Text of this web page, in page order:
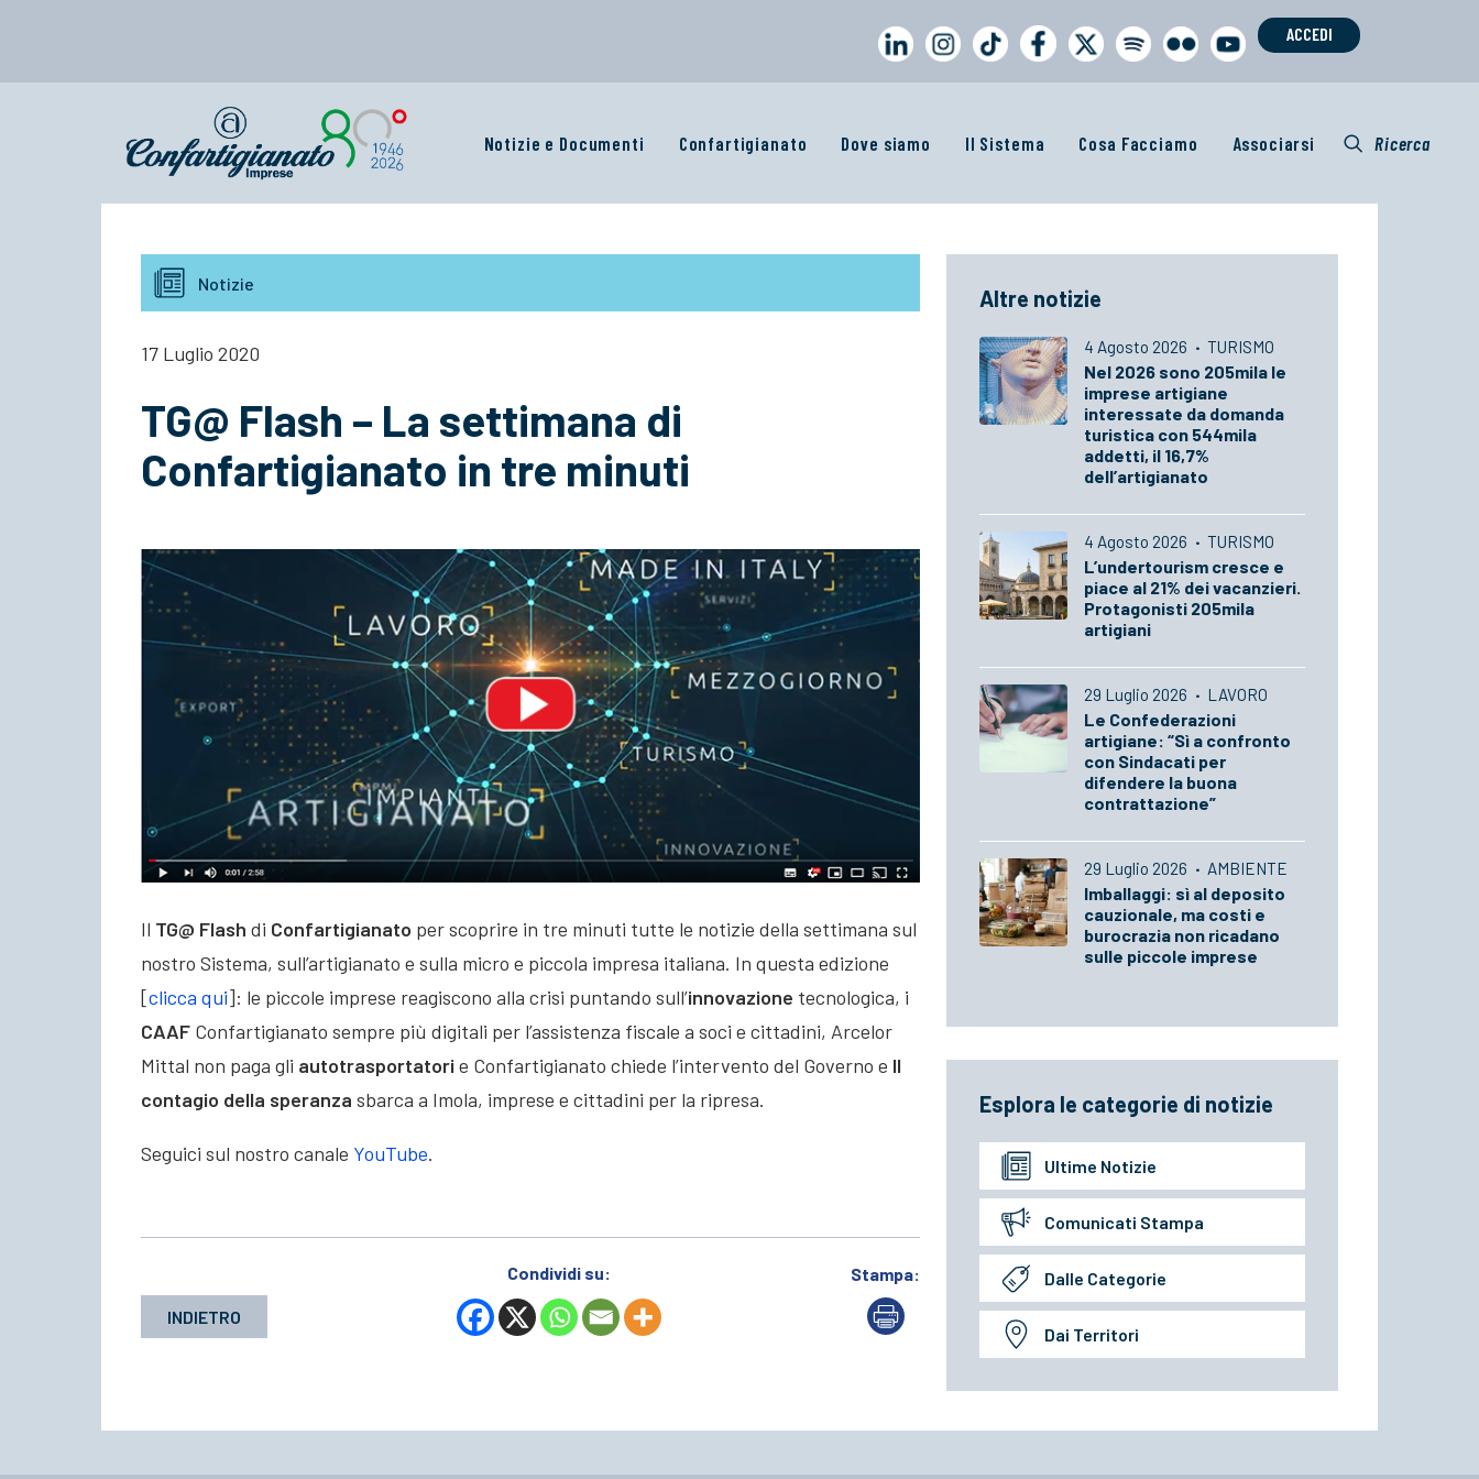
ACCEDI
Notizie e Documenti Confartigianato Dove siamo Il Sistema Cosa Facciamo Associarsi Ricerca
Notizie
17 Luglio 2020
TG@ Flash – La settimana di
Confartigianato in tre minuti
Il TG@ Flash di Confartigianato per scoprire in tre minuti tutte le notizie della settimana sul
nostro Sistema, sull’artigianato e sulla micro e piccola impresa italiana. In questa edizione
[clicca qui]: le piccole imprese reagiscono alla crisi puntando sull’innovazione tecnologica, i
CAAF Confartigianato sempre più digitali per l’assistenza fiscale a soci e cittadini, Arcelor
Mittal non paga gli autotrasportatori e Confartigianato chiede l’intervento del Governo e Il
contagio della speranza sbarca a Imola, imprese e cittadini per la ripresa.
Seguici sul nostro canale YouTube.
INDIETRO
Condividi su: Stampa:
Altre notizie
4 Agosto 2026 · TURISMO
Nel 2026 sono 205mila le
imprese artigiane
interessate da domanda
turistica con 544mila
addetti, il 16,7%
dell’artigianato
4 Agosto 2026 · TURISMO
L’undertourism cresce e
piace al 21% dei vacanzieri.
Protagonisti 205mila
artigiani
29 Luglio 2026 · LAVORO
Le Confederazioni
artigiane: “Sì a confronto
con Sindacati per
difendere la buona
contrattazione”
29 Luglio 2026 · AMBIENTE
Imballaggi: sì al deposito
cauzionale, ma costi e
burocrazia non ricadano
sulle piccole imprese
Esplora le categorie di notizie
Ultime Notizie
Comunicati Stampa
Dalle Categorie
Dai Territori